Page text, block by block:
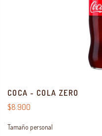
COCA - COLA ZERO
$8.900
Tamaño personal